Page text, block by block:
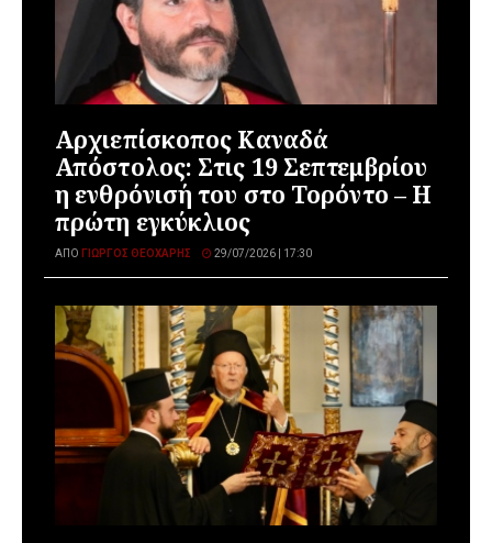
Αρχιεπίσκοπος Καναδά
Απόστολος: Στις 19 Σεπτεμβρίου
η ενθρόνισή του στο Τορόντο – Η
πρώτη εγκύκλιος
ΑΠΌ ΓΙΏΡΓΟΣ ΘΕΟΧΆΡΗΣ 29/07/2026 | 17:30